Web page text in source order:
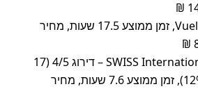
Vueling (~13%), זמן ממוצע 17.5 שעות, מחיר
SWISS International Airlines – דירוג 4/5 (17
ביקורות, ~12%), זמן ממוצע 7.6 שעות, מחיר